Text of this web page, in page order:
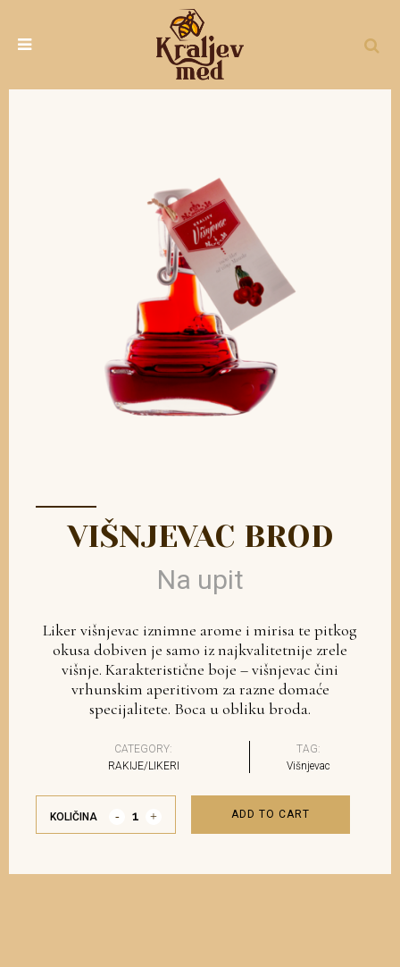
VIŠNJEVAC BROD
Na upit
Liker višnjevac iznimne arome i mirisa te pitkog
okusa dobiven je samo iz najkvalitetnije zrele
višnje. Karakteristične boje – višnjevac čini
vrhunskim aperitivom za razne domaće
specijalitete. Boca u obliku broda.
CATEGORY:
RAKIJE/LIKERI
TAG:
Višnjevac
KOLIČINA ADD TO CART